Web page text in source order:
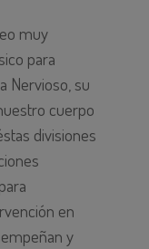
muy
para
Nervioso, su
cuerpo
divisiones
en
y